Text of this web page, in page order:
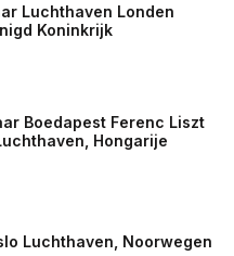
Luchthaven Londen
Koninkrijk
Boedapest Ferenc Liszt
Hongarije
Luchthaven, Noorwegen